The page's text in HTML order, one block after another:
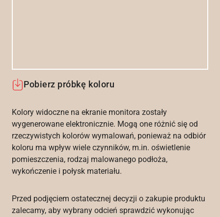
Pobierz próbkę koloru
Kolory widoczne na ekranie monitora zostały
wygenerowane elektronicznie. Mogą one różnić się od
rzeczywistych kolorów wymalowań, ponieważ na odbiór
koloru ma wpływ wiele czynników, m.in. oświetlenie
pomieszczenia, rodzaj malowanego podłoża,
wykończenie i połysk materiału.
Przed podjęciem ostatecznej decyzji o zakupie produktu
zalecamy, aby wybrany odcień sprawdzić wykonując